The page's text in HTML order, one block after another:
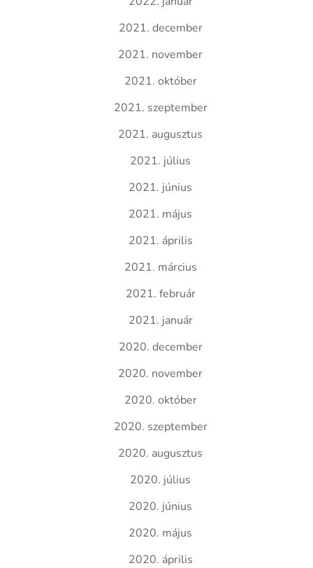
2021. december
2021. november
2021. október
2021. szeptember
2021. augusztus
2021. július
2021. június
2021. május
2021. április
2021. március
2021. február
2021. január
2020. december
2020. november
2020. október
2020. szeptember
2020. augusztus
2020. július
2020. június
2020. május
2020. április